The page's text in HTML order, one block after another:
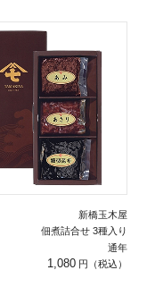
新橋玉木屋
佃煮詰合せ 3種入り
通年
1,080